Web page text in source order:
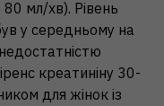
80 мл/хв). Рівень
у середньому на
креатиніну 30-
для жінок із